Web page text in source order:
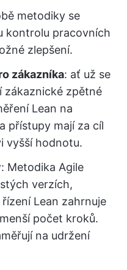
metodiky se
kontrolu pracovních
zlepšení.
zákazníka: ať už se
zákaznické zpětné
Lean na
přístupy mají za cíl
vyšší hodnotu.
: Metodika Agile
verzích,
Lean zahrnuje
počet kroků.
na udržení